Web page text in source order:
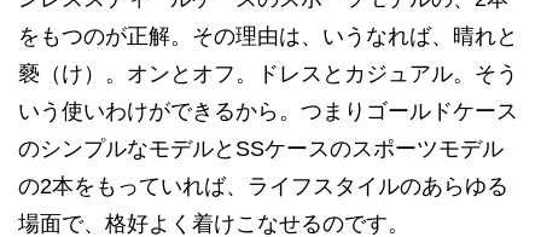
をもつのが正解。その理由は、いうなれば、晴れと
褻（け）。オンとオフ。ドレスとカジュアル。そう
いう使いわけができるから。つまりゴールドケース
のシンプルなモデルとSSケースのスポーツモデル
の2本をもっていれば、ライフスタイルのあらゆる
場面で、格好よく着けこなせるのです。